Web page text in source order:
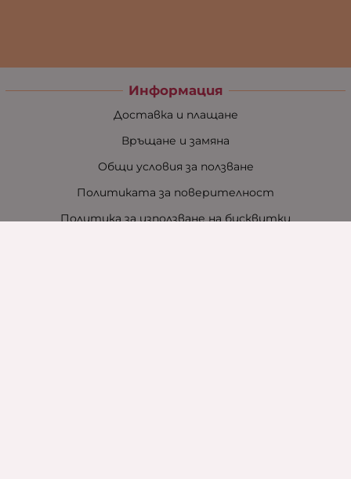
Информация
Доставка и плащане
Връщане и замяна
Общи условия за ползване
Политиката за поверителност
Политика за използване на бисквитки